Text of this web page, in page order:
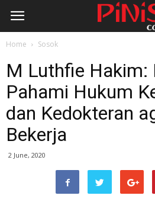
Home Sosok
M Luthfie Hakim:
Pahami Hukum
dan Kedokteran
Bekerja
2 June, 2020